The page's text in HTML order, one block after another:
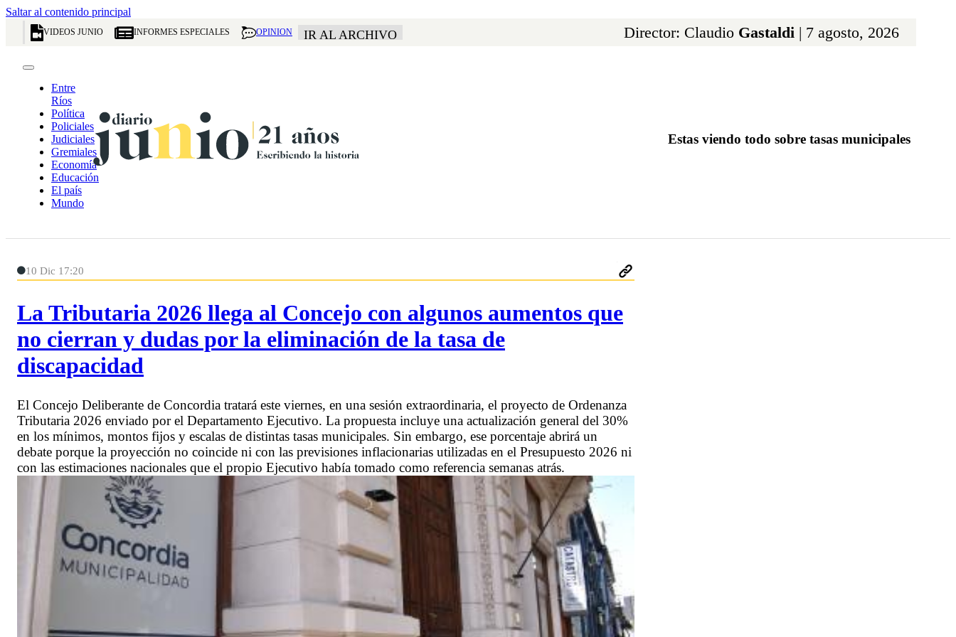
Saltar al contenido principal
VIDEOS JUNIO INFORMES ESPECIALES OPINION IR AL ARCHIVO Director: Claudio Gastaldi | 7 agosto, 2026
Entre
Ríos
Política
Policiales
Judiciales
Gremiales
Economía
Educación
El país
Mundo
Estas viendo todo sobre tasas municipales
10 Dic 17:20
La Tributaria 2026 llega al Concejo con algunos aumentos que
no cierran y dudas por la eliminación de la tasa de
discapacidad
El Concejo Deliberante de Concordia tratará este viernes, en una sesión extraordinaria, el proyecto de Ordenanza
Tributaria 2026 enviado por el Departamento Ejecutivo. La propuesta incluye una actualización general del 30%
en los mínimos, montos fijos y escalas de distintas tasas municipales. Sin embargo, ese porcentaje abrirá un
debate porque la proyección no coincide ni con las previsiones inflacionarias utilizadas en el Presupuesto 2026 ni
con las estimaciones nacionales que el propio Ejecutivo había tomado como referencia semanas atrás.